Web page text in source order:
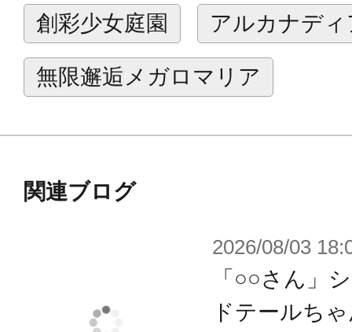
ドレスアップボディ【L】〇
製造協力：アゾンインターナショナ
※本製品は、コトブキヤショップ限
※画像は試作品です。実際の商品と
※商品は全3種別売りです。
創彩少女庭園 アルカナディ
無限邂逅メガロマリア
関連ブログ
2026/08/03
「○○さん」
ドテールち